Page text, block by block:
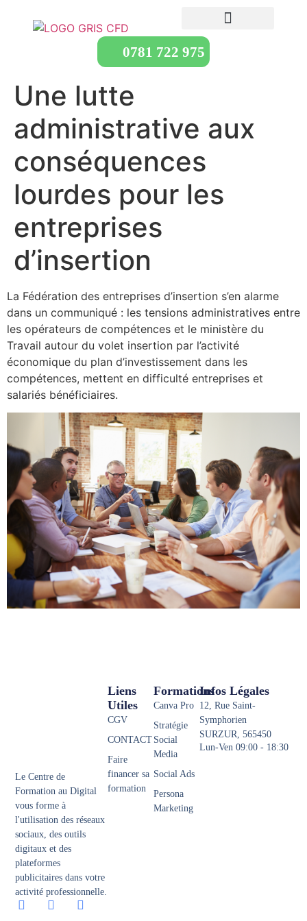
0781 722 975
Une lutte
administrative aux
conséquences
lourdes pour les
entreprises
d’insertion
La Fédération des entreprises d’insertion s’en alarme
dans un communiqué : les tensions administratives entre
les opérateurs de compétences et le ministère du
Travail autour du volet insertion par l’activité
économique du plan d’investissement dans les
compétences, mettent en difficulté entreprises et
salariés bénéficiaires.
Le Centre de
Formation au Digital
vous forme à
l'utilisation des réseaux
sociaux, des outils
digitaux et des
plateformes
publicitaires dans votre
activité professionnelle.
Formations
Canva Pro
Stratégie
Social
Media
Social Ads
Persona
Marketing
Liens
Utiles
CGV
CONTACT
Faire
financer sa
formation
Infos Légales
12, Rue Saint-
Symphorien
SURZUR, 565450
Lun-Ven 09:00 - 18:30